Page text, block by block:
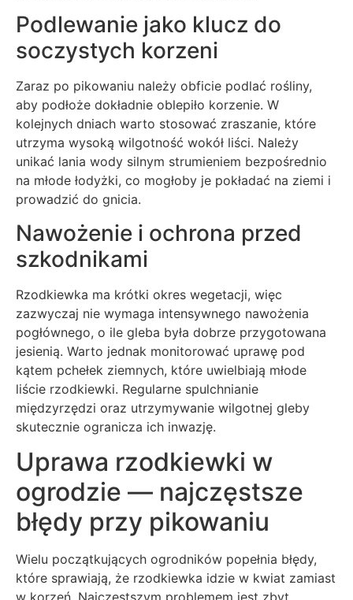
Podlewanie jako klucz do
soczystych korzeni
Zaraz po pikowaniu należy obficie podlać rośliny,
aby podłoże dokładnie oblepiło korzenie. W
kolejnych dniach warto stosować zraszanie, które
utrzyma wysoką wilgotność wokół liści. Należy
unikać lania wody silnym strumieniem bezpośrednio
na młode łodyżki, co mogłoby je pokładać na ziemi i
prowadzić do gnicia.
Nawożenie i ochrona przed
szkodnikami
Rzodkiewka ma krótki okres wegetacji, więc
zazwyczaj nie wymaga intensywnego nawożenia
pogłównego, o ile gleba była dobrze przygotowana
jesienią. Warto jednak monitorować uprawę pod
kątem pchełek ziemnych, które uwielbiają młode
liście rzodkiewki. Regularne spulchnianie
międzyrzędzi oraz utrzymywanie wilgotnej gleby
skutecznie ogranicza ich inwazję.
Uprawa rzodkiewki w
ogrodzie — najczęstsze
błędy przy pikowaniu
Wielu początkujących ogrodników popełnia błędy,
które sprawiają, że rzodkiewka idzie w kwiat zamiast